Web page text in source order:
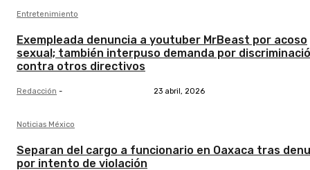
Entretenimiento
Exempleada denuncia a youtuber MrBeast por acoso
sexual; también interpuso demanda por
contra otros directivos
Redacción - 23 abril, 2026
Noticias México
Separan del cargo a funcionario en Oaxaca tras
por intento de violación